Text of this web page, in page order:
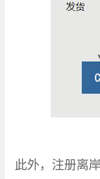
此外，注册离